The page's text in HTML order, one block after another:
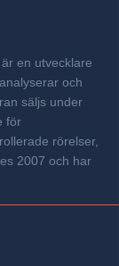
en utvecklare
och
säljs under
för
rörelser,
2007 och har